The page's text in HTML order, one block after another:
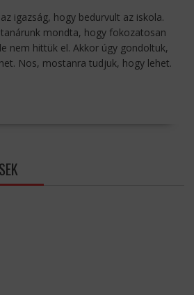
igazság, hogy bedurvult az iskola.
mondta, hogy fokozatosan
nem hittük el. Akkor úgy gondoltuk,
Nos, mostanra tudjuk, hogy lehet.